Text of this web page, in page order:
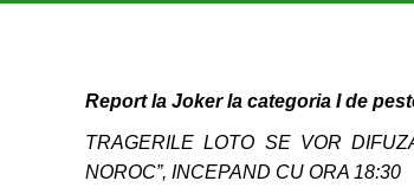
Report la Joker la categoria I de
TRAGERILE LOTO SE VOR
NOROC”, INCEPAND CU ORA 18:30